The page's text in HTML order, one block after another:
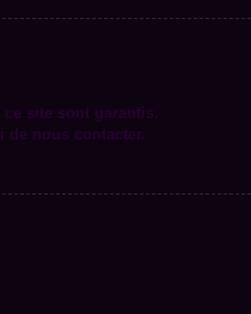
site sont garantis.
de nous contacter.